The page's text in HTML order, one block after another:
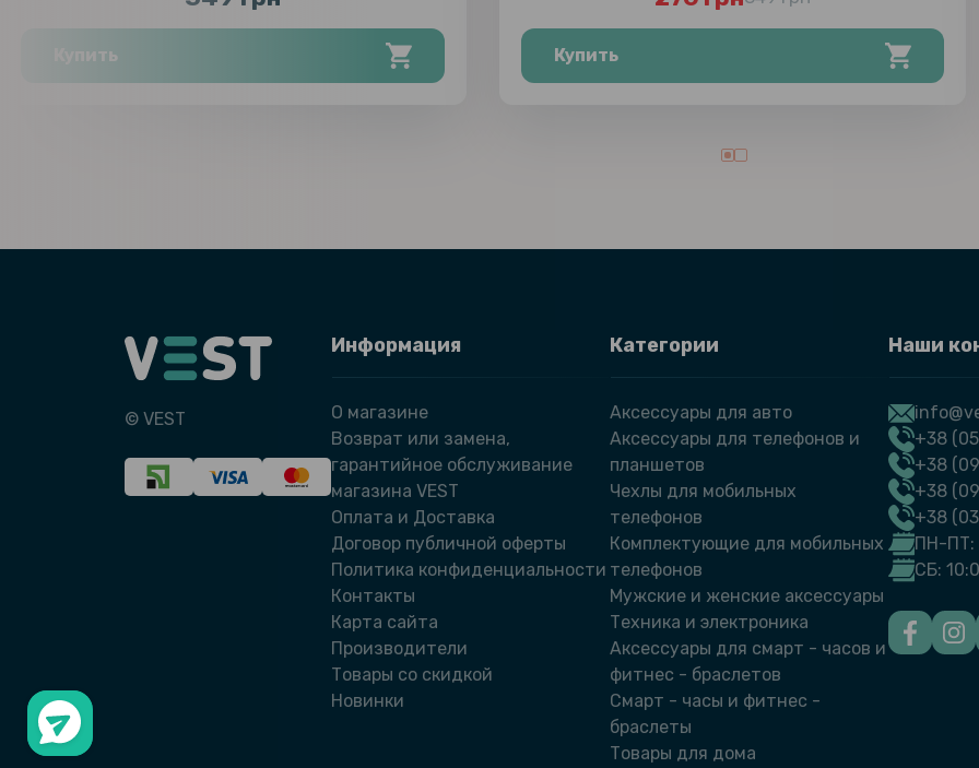
Купить Купить
© VEST
Информация
О магазине
Возврат или замена,
гарантийное обслуживание
магазина VEST
Оплата и Доставка
Договор публичной оферты
Политика конфиденциальности
Контакты
Карта сайта
Производители
Товары со скидкой
Новинки
Категории
Аксессуары для авто
Аксессуары для телефонов и
планшетов
Чехлы для мобильных
телефонов
Комплектующие для мобильных
телефонов
Мужские и женские аксессуары
Техника и электроника
Аксессуары для смарт - часов и
фитнес - браслетов
Смарт - часы и фитнес -
браслеты
Товары для дома
Наши
+38
+38
+38
+38
ПН-ПТ:
СБ: